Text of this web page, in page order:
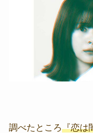
調べたところ『恋は